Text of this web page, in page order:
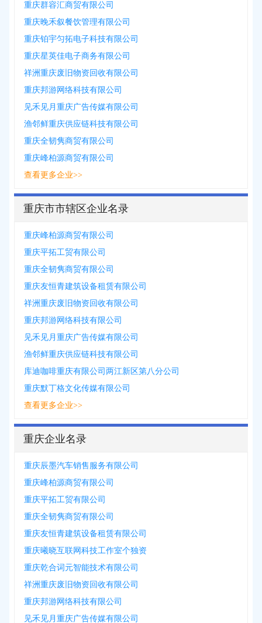
重庆群容汇商贸有限公司
重庆晚禾叙餐饮管理有限公司
重庆铂宇匀拓电子科技有限公司
重庆星英佳电子商务有限公司
祥洲重庆废旧物资回收有限公司
重庆邦游网络科技有限公司
见禾见月重庆广告传媒有限公司
渔邻鲜重庆供应链科技有限公司
重庆全韧隽商贸有限公司
重庆峰柏源商贸有限公司
查看更多企业>>
重庆市市辖区企业名录
重庆峰柏源商贸有限公司
重庆平拓工贸有限公司
重庆全韧隽商贸有限公司
重庆友恒青建筑设备租赁有限公司
祥洲重庆废旧物资回收有限公司
重庆邦游网络科技有限公司
见禾见月重庆广告传媒有限公司
渔邻鲜重庆供应链科技有限公司
库迪咖啡重庆有限公司两江新区第八分公司
重庆默丁格文化传媒有限公司
查看更多企业>>
重庆企业名录
重庆辰墨汽车销售服务有限公司
重庆峰柏源商贸有限公司
重庆平拓工贸有限公司
重庆全韧隽商贸有限公司
重庆友恒青建筑设备租赁有限公司
重庆曦晓互联网科技工作室个独资
重庆乾合词元智能技术有限公司
祥洲重庆废旧物资回收有限公司
重庆邦游网络科技有限公司
见禾见月重庆广告传媒有限公司